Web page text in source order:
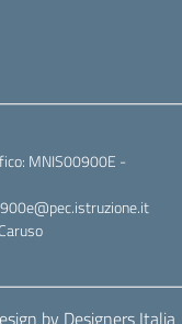
MNIS00900E -
by Designers Italia